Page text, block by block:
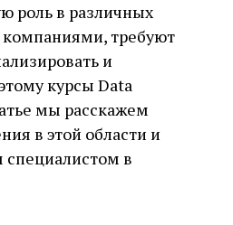
роль в различных
требуют
и
курсы Data
мы расскажем
в этой области и
специалистом в